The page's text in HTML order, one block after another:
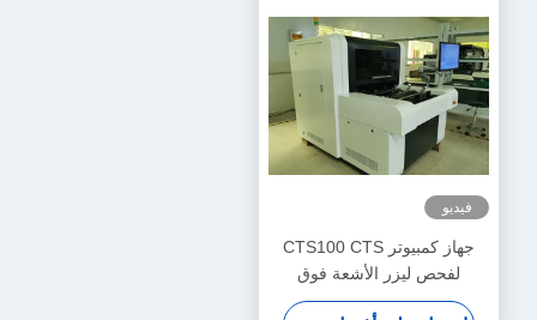
فيديو
جهاز كمبيوتر CTS100 CTS
لفحص ليزر الأشعة فوق
البنفسجية 400nm-410nm